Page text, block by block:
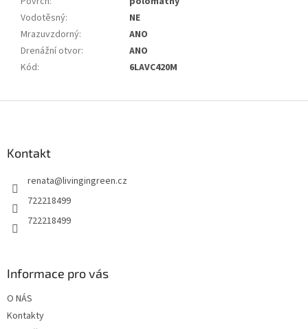
Vodotěsný:
NE
Mrazuvzdorný:
ANO
Drenážní otvor:
ANO
Kód: 6LAVC420M
Kontakt
renata@livingingreen.cz
722218499
722218499
Informace pro vás
O NÁS
Kontakty